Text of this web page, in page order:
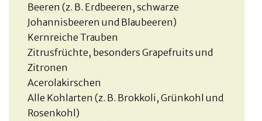
Beeren (z. B. Erdbeeren, schwarze
Johannisbeeren und Blaubeeren)
Kernreiche Trauben
Zitrusfrüchte, besonders Grapefruits und
Zitronen
Acerolakirschen
Alle Kohlarten (z. B. Brokkoli, Grünkohl und
Rosenkohl)